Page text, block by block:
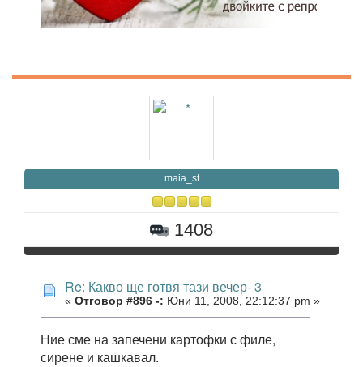
maia_st
1408
Re: Какво ще готвя тази вечер- 3
« Отговор #896 -: Юни 11, 2008, 22:12:37 pm »
Ние сме на запечени картофки с филе,
сирене и кашкавал.